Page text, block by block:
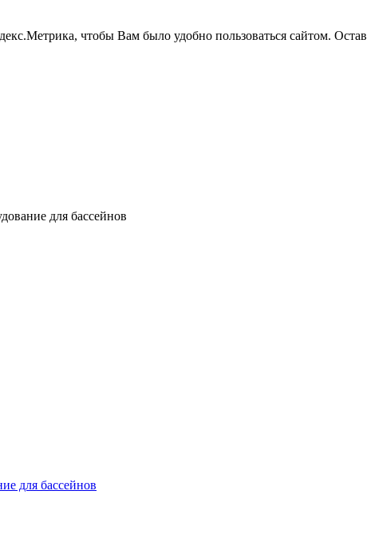
чтобы Вам было удобно пользоваться сайтом.
для бассейнов
для бассейнов